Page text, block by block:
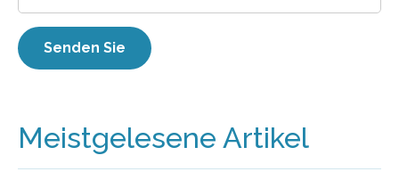
Meistgelesene Artikel